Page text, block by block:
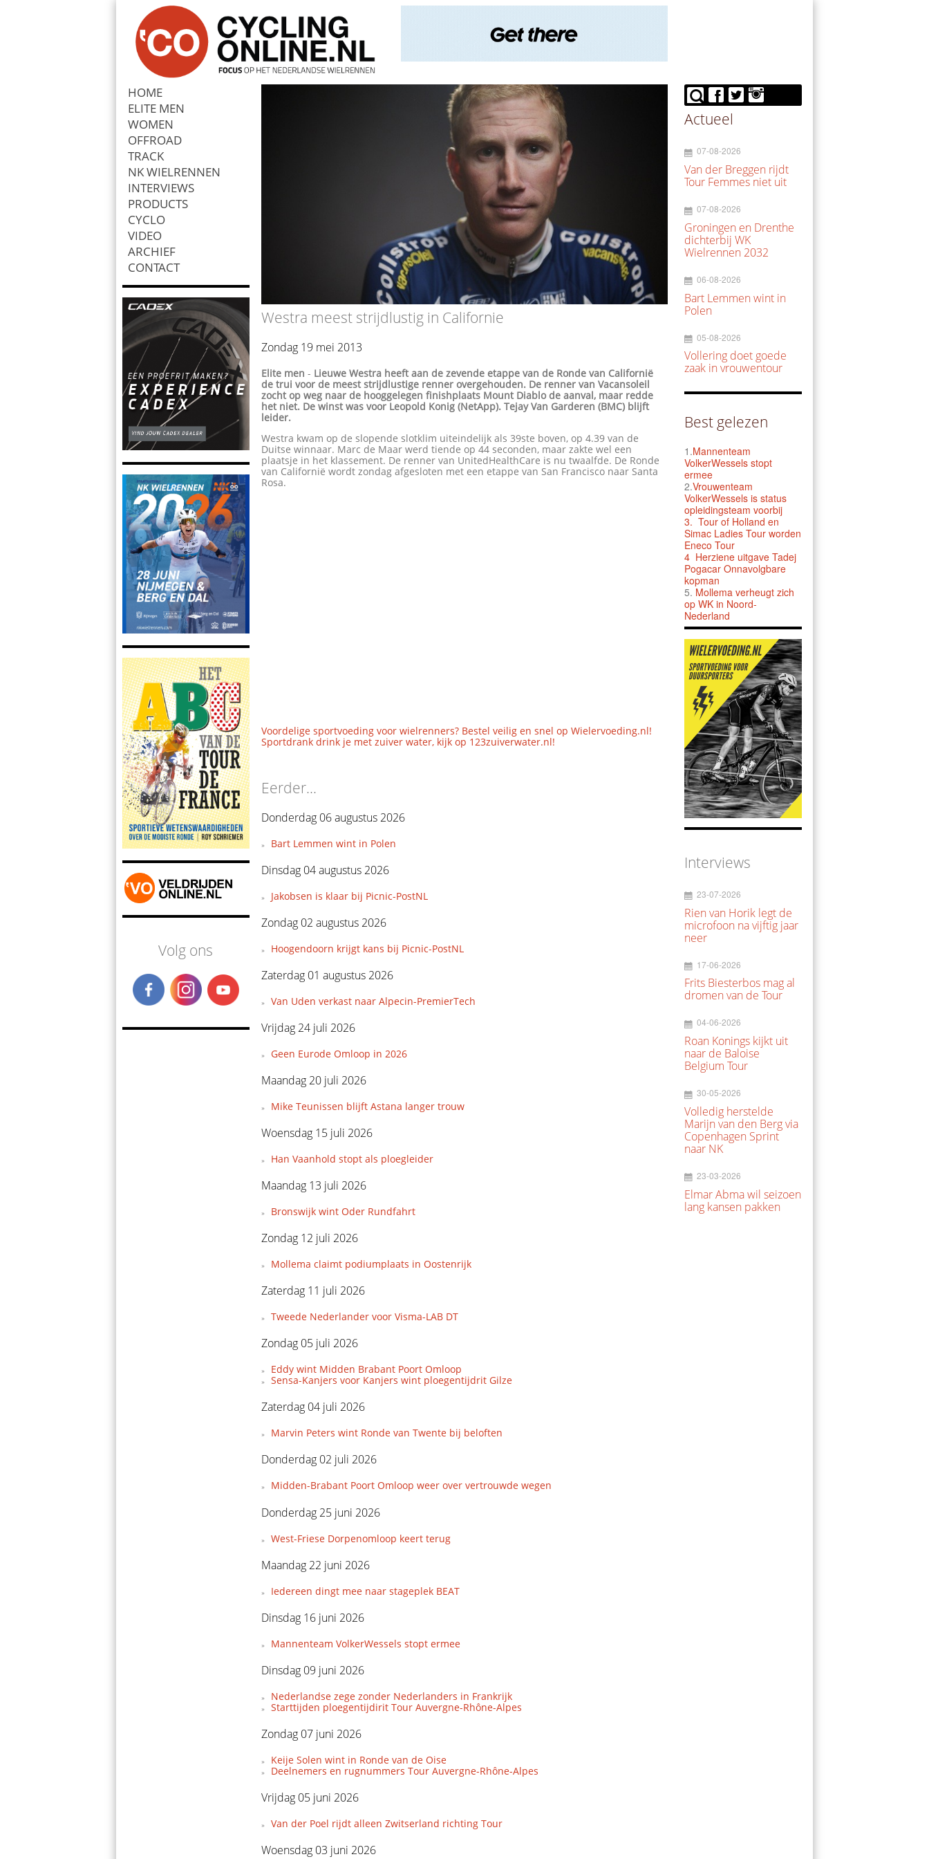
HOME
ELITE MEN
WOMEN
OFFROAD
TRACK
NK WIELRENNEN
INTERVIEWS
PRODUCTS
CYCLO
VIDEO
ARCHIEF
CONTACT
Zoek
Volg ons
Westra meest strijdlustig in Californie
Zondag 19 mei 2013
Elite men - Lieuwe Westra heeft aan de zevende etappe van de Ronde van Californië
de trui voor de meest strijdlustige renner overgehouden. De renner van Vacansoleil
zocht op weg naar de hooggelegen finishplaats Mount Diablo de aanval, maar redde
het niet. De winst was voor Leopold Konig (NetApp). Tejay Van Garderen (BMC) blijft
leider.
Westra kwam op de slopende slotklim uiteindelijk als 39ste boven, op 4.39 van de
Duitse winnaar. Marc de Maar werd tiende op 44 seconden, maar zakte wel een
plaatsje in het klassement. De renner van UnitedHealthCare is nu twaalfde. De Ronde
van Californië wordt zondag afgesloten met een etappe van San Francisco naar Santa
Rosa.
Voordelige sportvoeding voor wielrenners? Bestel veilig en snel op Wielervoeding.nl!
Sportdrank drink je met zuiver water, kijk op 123zuiverwater.nl!
Eerder...
Donderdag 06 augustus 2026
Bart Lemmen wint in Polen
Dinsdag 04 augustus 2026
Jakobsen is klaar bij Picnic-PostNL
Zondag 02 augustus 2026
Hoogendoorn krijgt kans bij Picnic-PostNL
Zaterdag 01 augustus 2026
Van Uden verkast naar Alpecin-PremierTech
Vrijdag 24 juli 2026
Geen Eurode Omloop in 2026
Maandag 20 juli 2026
Mike Teunissen blijft Astana langer trouw
Woensdag 15 juli 2026
Han Vaanhold stopt als ploegleider
Maandag 13 juli 2026
Bronswijk wint Oder Rundfahrt
Zondag 12 juli 2026
Mollema claimt podiumplaats in Oostenrijk
Zaterdag 11 juli 2026
Tweede Nederlander voor Visma-LAB DT
Zondag 05 juli 2026
Eddy wint Midden Brabant Poort Omloop
Sensa-Kanjers voor Kanjers wint ploegentijdrit Gilze
Zaterdag 04 juli 2026
Marvin Peters wint Ronde van Twente bij beloften
Donderdag 02 juli 2026
Midden-Brabant Poort Omloop weer over vertrouwde wegen
Donderdag 25 juni 2026
West-Friese Dorpenomloop keert terug
Maandag 22 juni 2026
Iedereen dingt mee naar stageplek BEAT
Dinsdag 16 juni 2026
Mannenteam VolkerWessels stopt ermee
Dinsdag 09 juni 2026
Nederlandse zege zonder Nederlanders in Frankrijk
Starttijden ploegentijdirit Tour Auvergne-Rhône-Alpes
Zondag 07 juni 2026
Keije Solen wint in Ronde van de Oise
Deelnemers en rugnummers Tour Auvergne-Rhône-Alpes
Vrijdag 05 juni 2026
Van der Poel rijdt alleen Zwitserland richting Tour
Woensdag 03 juni 2026
Actueel
07-08-2026
Van der Breggen rijdt
Tour Femmes niet uit
07-08-2026
Groningen en Drenthe
dichterbij WK
Wielrennen 2032
06-08-2026
Bart Lemmen wint in
Polen
05-08-2026
Vollering doet goede
zaak in vrouwentour
Best gelezen
1.Mannenteam
VolkerWessels stopt
ermee
2.Vrouwenteam
VolkerWessels is status
opleidingsteam voorbij
3. Tour of Holland en
Simac Ladies Tour worden
Eneco Tour
4 Herziene uitgave Tadej
Pogacar Onnavolgbare
kopman
5. Mollema verheugt zich
op WK in Noord-
Nederland
Interviews
23-07-2026
Rien van Horik legt de
microfoon na vijftig jaar
neer
17-06-2026
Frits Biesterbos mag al
dromen van de Tour
04-06-2026
Roan Konings kijkt uit
naar de Baloise
Belgium Tour
30-05-2026
Volledig herstelde
Marijn van den Berg via
Copenhagen Sprint
naar NK
23-03-2026
Elmar Abma wil seizoen
lang kansen pakken